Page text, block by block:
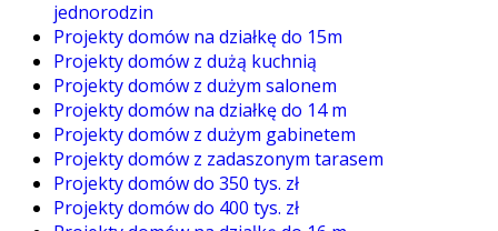
jednorodzin
Projekty domów na działkę do 15m
Projekty domów z dużą kuchnią
Projekty domów z dużym salonem
Projekty domów na działkę do 14 m
Projekty domów z dużym gabinetem
Projekty domów z zadaszonym tarasem
Projekty domów do 350 tys. zł
Projekty domów do 400 tys. zł